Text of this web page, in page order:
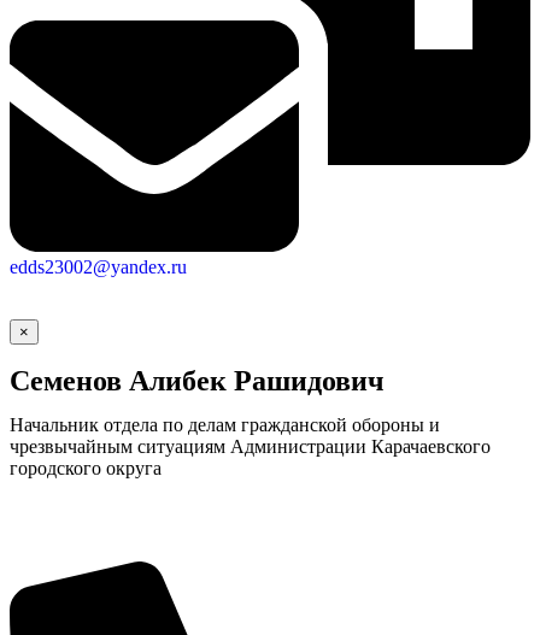
edds23002@yandex.ru
×
Семенов Алибек Рашидович
Начальник отдела по делам гражданской обороны и
чрезвычайным ситуациям Администрации Карачаевского
городского округа